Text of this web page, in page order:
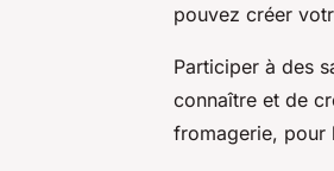
pouvez créer
Participer à des
connaître et de
fromagerie, pour